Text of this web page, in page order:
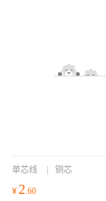
单芯线 铜芯
¥ 2.60